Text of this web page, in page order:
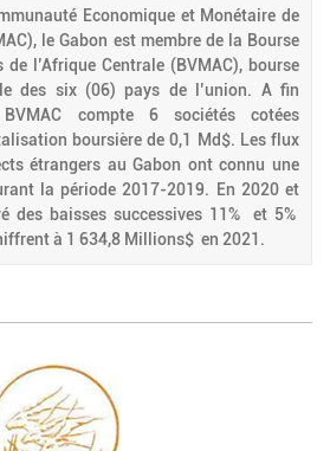
Economique et Monétaire de
le Gabon est membre de la Bourse
l’Afrique Centrale (BVMAC), bourse
des six (06) pays de l’union. A fin
compte 6 sociétés cotées
boursière de 0,1 Md$. Les flux
étrangers au Gabon ont connu une
la période 2017-2019. En 2020 et
des baisses successives 11% et 5%
à 1 634,8 Millions$ en 2021.